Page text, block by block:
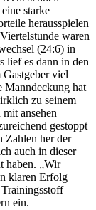
starke
herausspielen
waren
(24:6) in
lief es dann in den
viel
Manndeckung hat
zu seinem
ansehen
gestoppt
Zahlen her der
auch in dieser
haben. „Wir
klaren Erfolg
ein.